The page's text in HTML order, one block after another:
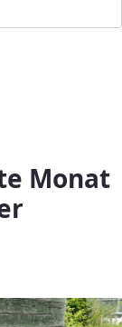
Monat